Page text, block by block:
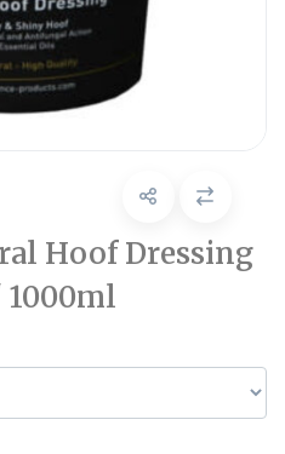
Hoof Dressing